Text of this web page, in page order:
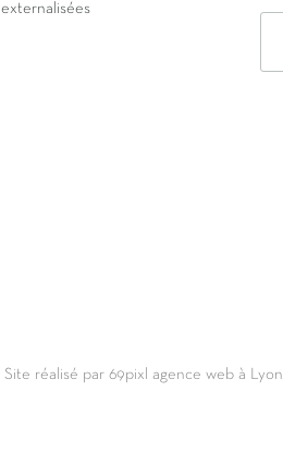
externalisées
Site réalisé par 69pixl agence web à Lyon